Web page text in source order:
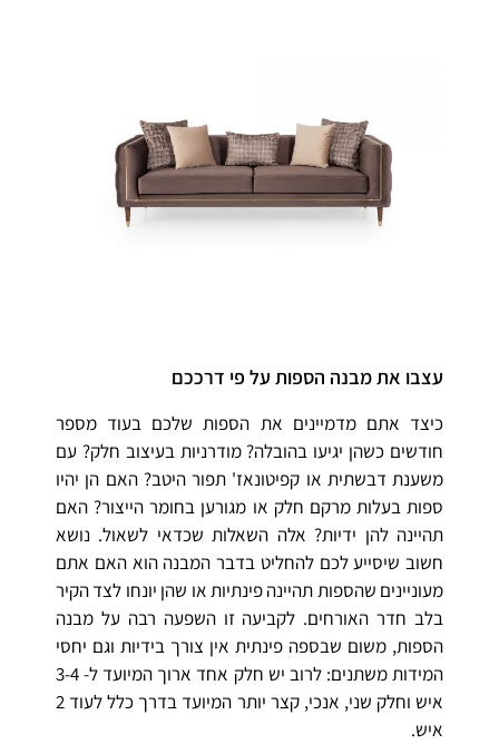
עצבו את מבנה הספות על פי דרככם
כיצד אתם מדמיינים את הספות שלכם בעוד מספר
חודשים כשהן יגיעו בהובלה? מודרניות בעיצוב חלק? עם
משענת דבשתית או קפיטונאז' תפור היטב? האם הן יהיו
ספות בעלות מרקם חלק או מגורען בחומר הייצור? האם
תהיינה להן ידיות? אלה השאלות שכדאי לשאול. נושא
חשוב שיסייע לכם להחליט בדבר המבנה הוא האם אתם
מעוניינים שהספות תהיינה פינתיות או שהן יונחו לצד הקיר
בלב חדר האורחים. לקביעה זו השפעה רבה על מבנה
הספות, משום שבספה פינתית אין צורך בידיות וגם יחסי
המידות משתנים: לרוב יש חלק אחד ארוך המיועד ל- 3-4
איש וחלק שני, אנכי, קצר יותר המיועד בדרך כלל לעוד 2
איש.